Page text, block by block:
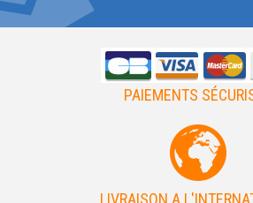
PAIEMENTS
LIVRAISON A